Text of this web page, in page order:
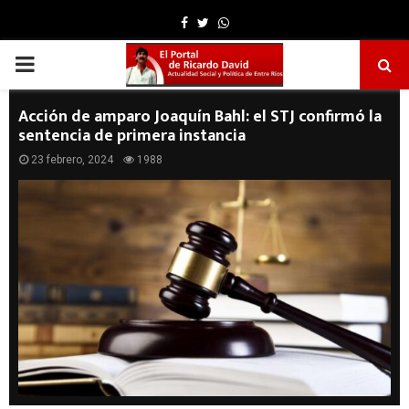
Facebook
TwitterWhatsapp
PRIMARY
MENU
Acción de amparo Joaquín Bahl: el STJ confirmó la
sentencia de primera instancia
23 febrero, 2024 1988